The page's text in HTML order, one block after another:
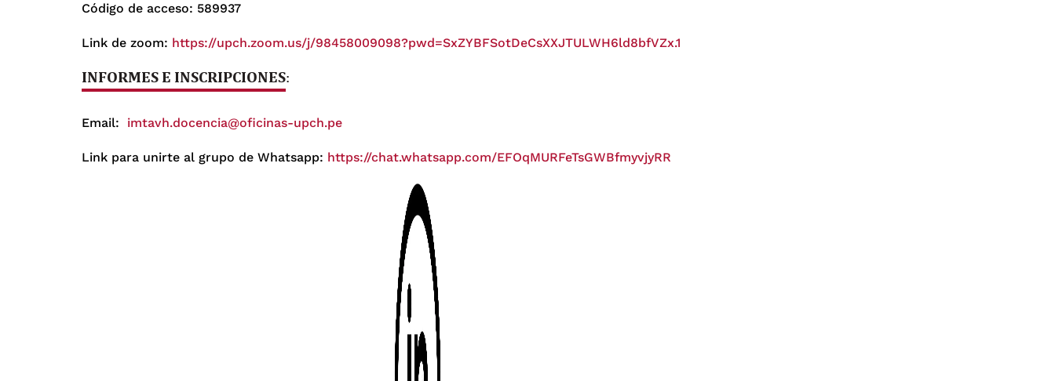
Código de acceso: 589937
Link de zoom: https://upch.zoom.us/j/98458009098?pwd=SxZYBFSotDeCsXXJTULWH6ld8bfVZx.1
INFORMES E INSCRIPCIONES:
Email: imtavh.docencia@oficinas-upch.pe
Link para unirte al grupo de Whatsapp: https://chat.whatsapp.com/EFOqMURFeTsGWBfmyvjyRR